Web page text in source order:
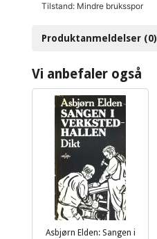
Tilstand: Mindre bruksspor
Produktanmeldelser (0)
Vi anbefaler også
Asbjørn Elden: Sangen i